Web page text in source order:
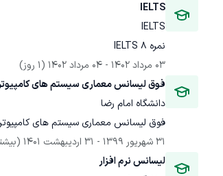
IELTS
IELTS
نمره 8 IELTS
03 مرداد 1402
- 04 مرداد 1402
(1 روز)
فوق لیسانس معماری سیستم های
دانشگاه امام رضا
فوق لیسانس معماری سیستم های
31 شهریور 1399
- 31 اردیبهشت 1401
(بیشتر
لیسانس نرم افزار